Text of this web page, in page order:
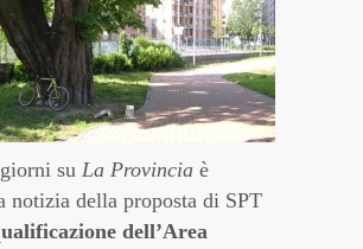
su La Provincia è
notizia della proposta di SPT
dell’Area